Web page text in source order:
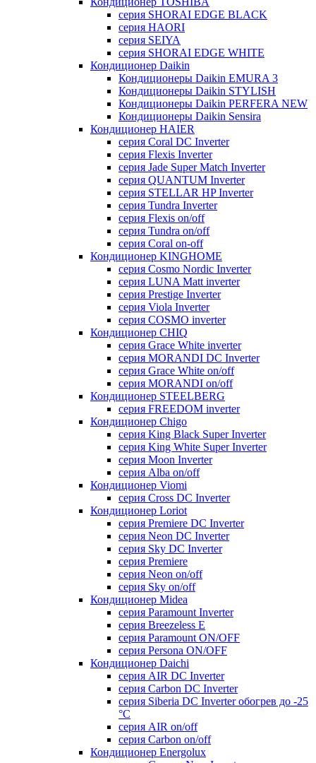
серия SHORAI EDGE BLACK
серия HAORI
серия SEIYA
серия SHORAI EDGE WHITE
Кондиционер Daikin
Кондиционеры Daikin EMURA 3
Кондиционеры Daikin STYLISH
Кондиционеры Daikin PERFERA NEW
Кондиционеры Daikin Sensira
Кондиционер HAIER
серия Coral DC Inverter
серия Flexis Inverter
серия Jade Super Match Inverter
серия QUANTUM Inverter
серия STELLAR HP Inverter
серия Tundra Inverter
серия Flexis on/off
серия Tundra on/off
серия Coral on-off
Кондиционер KINGHOME
серия Cosmo Nordic Inverter
серия LUNA Matt inverter
серия Prestige Inverter
серия Viola Inverter
серия COSMO inverter
Кондиционер CHIQ
серия Grace White inverter
серия MORANDI DC Inverter
серия Grace White on/off
серия MORANDI on/off
Кондиционер STEELBERG
серия FREEDOM inverter
Кондиционер Chigo
серия King Black Super Inverter
серия King White Super Inverter
серия Moon Inverter
серия Alba on/off
Кондиционер Viomi
серия Cross DC Inverter
Кондиционер Loriot
серия Premiere DC Inverter
серия Neon DC Inverter
серия Sky DC Inverter
серия Premiere
серия Neon on/off
серия Sky on/off
Кондиционер Midea
серия Paramount Inverter
серия Breezeless E
серия Paramount ON/OFF
серия Persona ON/OFF
Кондиционер Daichi
серия AIR DC Inverter
серия Carbon DC Inverter
серия Siberia DC Inverter обогрев до -25
°С
серия AIR on/off
серия Carbon on/off
Кондиционер Energolux